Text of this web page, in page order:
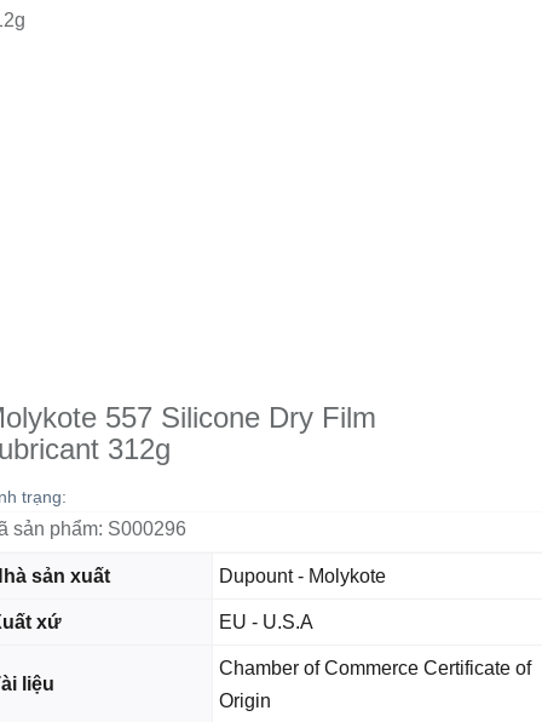
557 Silicone Dry Film
312g
trạng:
sản phẩm: S000296
sản xuất Dupount - Molykote
xứ EU - U.S.A
liệu
Chamber of Commerce Certificate of
Origin